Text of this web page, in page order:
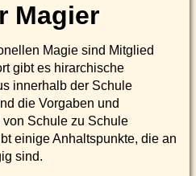
Magier
Magie sind Mitglied
gibt es hirarchische
innerhalb der Schule
die Vorgaben und
Schule zu Schule
einige Anhaltspunkte, die an
sind.